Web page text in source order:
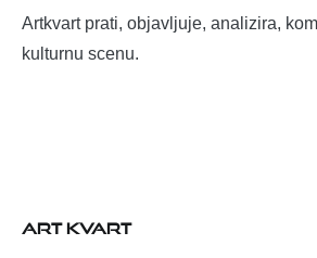
Artkvart prati, objavljuje, analizira,
kulturnu scenu.
ART KVART